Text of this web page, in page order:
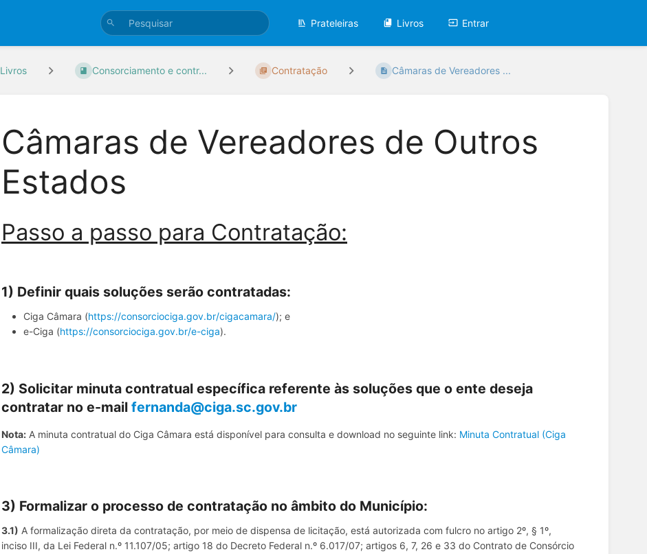
Prateleiras Livros Entrar
Livros Consorciamento e contr... Contratação Câmaras de Vereadores ...
Câmaras de Vereadores de Outros
Estados
Passo a passo para Contratação:
1) Definir quais soluções serão contratadas:
Ciga Câmara (https://consorciociga.gov.br/cigacamara/); e
e-Ciga (https://consorciociga.gov.br/e-ciga).
2) Solicitar minuta contratual específica referente às soluções que o ente deseja
contratar no e-mail fernanda@ciga.sc.gov.br
Nota: A minuta contratual do Ciga Câmara está disponível para consulta e download no seguinte link: Minuta Contratual (Ciga
Câmara)
3) Formalizar o processo de contratação no âmbito do Município:
3.1) A formalização direta da contratação, por meio de dispensa de licitação, está autorizada com fulcro no artigo 2º, § 1º,
inciso III, da Lei Federal n.º 11.107/05; artigo 18 do Decreto Federal n.º 6.017/07; artigos 6, 7, 26 e 33 do Contrato de Consórcio